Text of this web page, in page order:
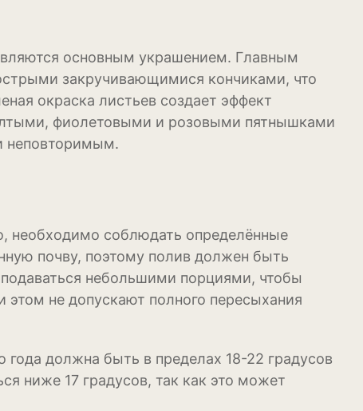
основным украшением. Главным
закручивающимися кончиками, что
окраска листьев создает эффект
фиолетовыми и розовыми пятнышками
неповторимым.
необходимо соблюдать определённые
почву, поэтому полив должен быть
небольшими порциями, чтобы
не допускают полного пересыхания
должна быть в пределах 18-22 градусов
ниже 17 градусов, так как это может